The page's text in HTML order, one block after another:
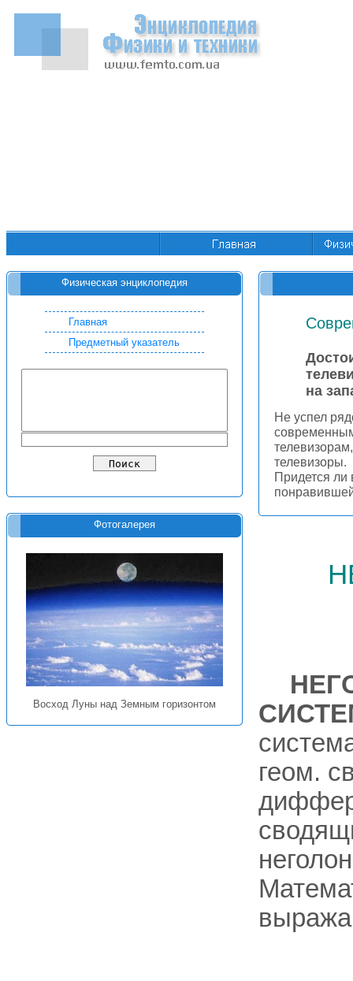
Физическая энциклопедия
Главная
Предметный указатель
Фотогалерея
Восход Луны над Земным горизонтом
на
Не успел
телевизоры.
Придется ли
геом.